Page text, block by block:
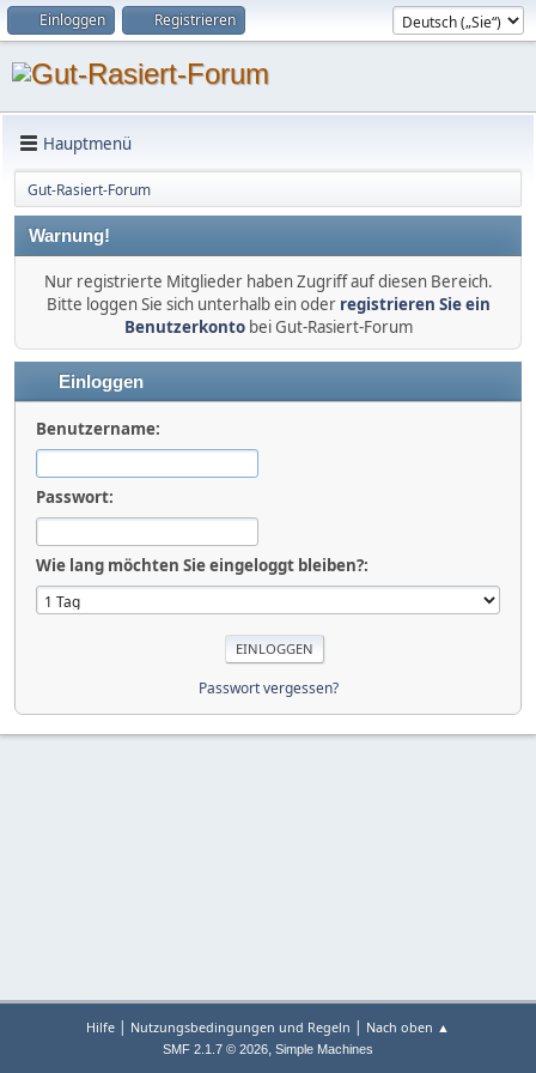
Einloggen Registrieren
Hauptmenü
Gut-Rasiert-Forum
Warnung!
Nur registrierte Mitglieder haben Zugriff auf diesen Bereich.
Bitte loggen Sie sich unterhalb ein oder registrieren Sie ein
Benutzerkontobei Gut-Rasiert-Forum
Einloggen
Benutzername:
Passwort:
Wie lang möchten Sie eingeloggt bleiben?:
Passwort vergessen?
Hilfe | Nutzungsbedingungen und Regeln | Nach oben ▲
SMF 2.1.7 © 2026, Simple Machines